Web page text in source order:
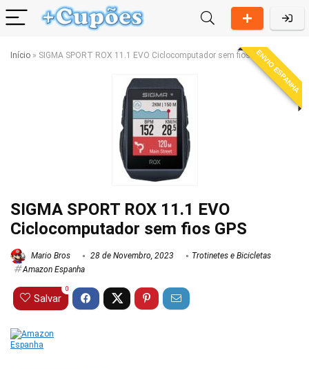
Início » SIGMA SPORT ROX 11.1 EVO Ciclocomputador sem fios GPSENVIO ESPANHA
SIGMA SPORT ROX 11.1 EVO
Ciclocomputador sem fios GPS
Mario Bros 28 de Novembro, 2023
Trotinetes e Bicicletas
Amazon Espanha
Salvar
0